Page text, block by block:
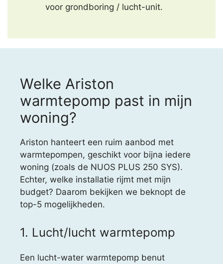
voor grondboring / lucht-unit.
Welke Ariston
warmtepomp past in mijn
woning?
Ariston hanteert een ruim aanbod met
warmtepompen, geschikt voor bijna iedere
woning (zoals de NUOS PLUS 250 SYS).
Echter, welke installatie rijmt met mijn
budget? Daarom bekijken we beknopt de
top-5 mogelijkheden.
1. Lucht/lucht warmtepomp
Een lucht-water warmtepomp benut